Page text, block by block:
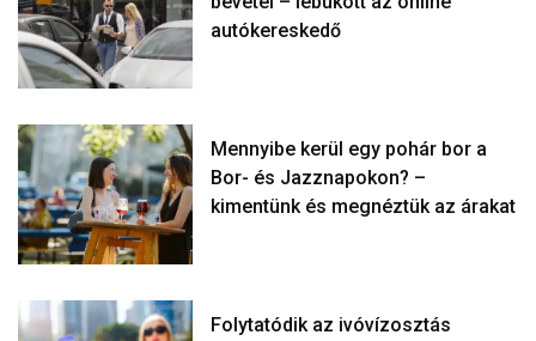
autókereskedő
Mennyibe kerül egy pohár bor a
Bor- és Jazznapokon? –
kimentünk és megnéztük az árakat
Folytatódik az ivóvízosztás